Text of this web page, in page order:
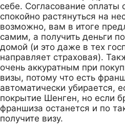
себе. Согласование оплаты
спокойно растянуться на
возможно, вам в итоге
самим, а получить деньги
домой (и это даже в тех
направляет страховая).
очень аккуратным при
визы, потому что есть
автоматически убирается,
покрытие Шенген, но если
франшиза останется и по
получите визу.